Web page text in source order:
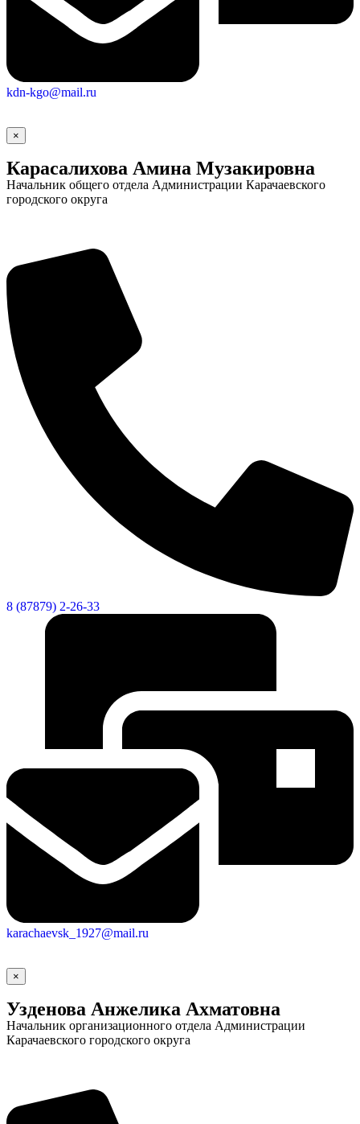
Городская Среда
kdn-kgo@mail.ru
×
Карасалихова Амина Музакировна
Начальник общего отдела Администрации Карачаевского
городского округа
8 (87879) 2-26-33
karachaevsk_1927@mail.ru
×
Узденова Анжелика Ахматовна
Начальник организационного отдела Администрации
Карачаевского городского округа